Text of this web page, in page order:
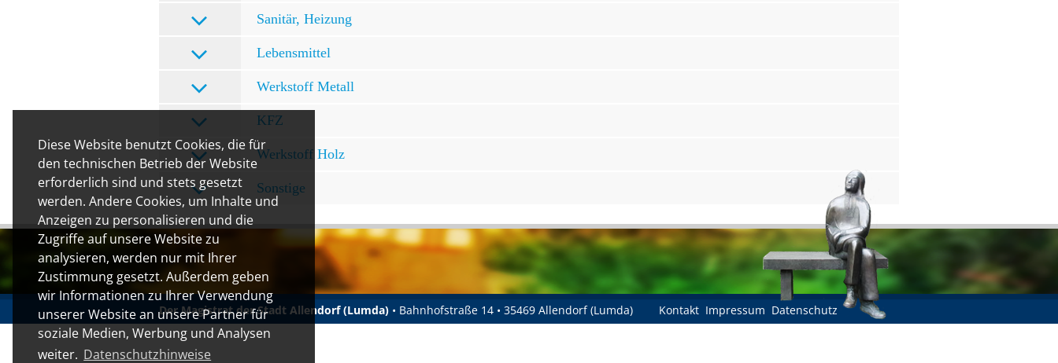
Diese Website benutzt Cookies, die für
den technischen Betrieb der Website
erforderlich sind und stets gesetzt
werden. Andere Cookies, um Inhalte und
Anzeigen zu personalisieren und die
Zugriffe auf unsere Website zu
analysieren, werden nur mit Ihrer
Zustimmung gesetzt. Außerdem geben
wir Informationen zu Ihrer Verwendung
unserer Website an unsere Partner für
soziale Medien, Werbung und Analysen
weiter. Datenschutzhinweise
Sanitär, Heizung
Lebensmittel
Werkstoff Metall
KFZ
Werkstoff Holz
Sonstige
Der Magistrat der Stadt Allendorf (Lumda) • Bahnhofstraße 14 • 35469 Allendorf (Lumda) Kontakt Impressum Datenschutz